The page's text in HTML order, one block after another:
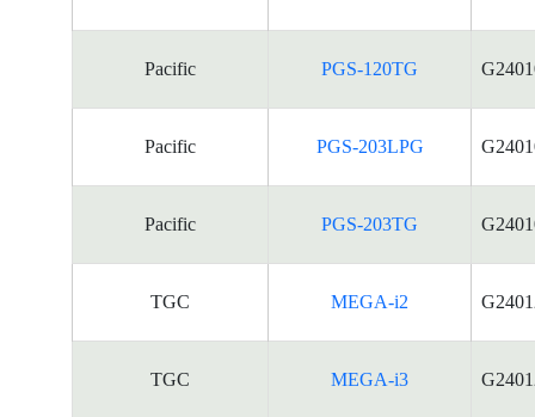
Pacific PGS-120TG
Pacific PGS-203LPG
Pacific PGS-203TG
TGC MEGA-i2
TGC MEGA-i3